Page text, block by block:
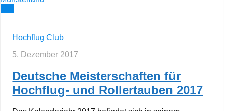
Hochflug Club
5. Dezember 2017
Deutsche Meisterschaften für
Hochflug- und Rollertauben 2017